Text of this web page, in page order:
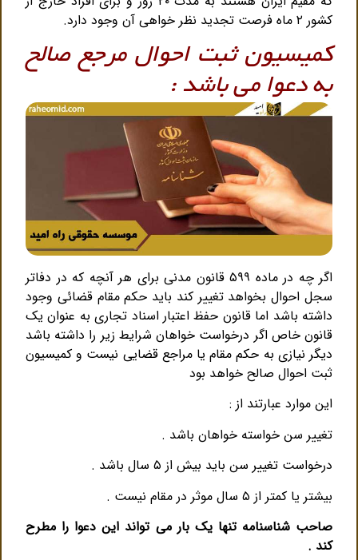
کشور ۲ ماه فرصت تجدید نظر خواهی آن وجود دارد.
کمیسیون ثبت احوال مرجع صالح
به دعوا می باشد :
اگر چه در ماده ۵۹۹ قانون مدنی برای هر آنچه که در دفاتر
سجل احوال بخواهد تغییر کند باید حکم مقام قضائی وجود
داشته باشد اما قانون حفظ اعتبار اسناد تجاری به عنوان یک
قانون خاص اگر درخواست خواهان شرایط زیر را داشته باشد
دیگر نیازی به حکم مقام یا مراجع قضایی نیست و کمیسیون
ثبت احوال صالح خواهد بود
این موارد عبارتند از :
تغییر سن خواسته خواهان باشد .
درخواست تغییر سن باید بیش از ۵ سال باشد .
بیشتر یا کمتر از ۵ سال موثر در مقام نیست .
صاحب شناسنامه تنها یک بار می تواند این دعوا را مطرح
کند .